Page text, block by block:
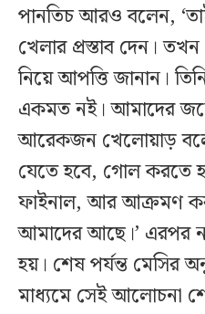
পানতিচ আরও বলেন,
খেলার প্রস্তাব দেন।
নিয়ে আপত্তি জানান।
একমত নই। আমাদের
আরেকজন খেলোয়াড়
যেতে হবে, গোল করতে
ফাইনাল, আর আক্রমণ
আমাদের আছে।’ এরপর
হয়। শেষ পর্যন্ত মেসির
মাধ্যমে সেই আলোচনা